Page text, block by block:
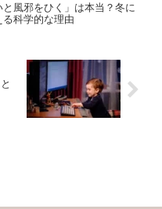
風邪をひく」は本当？冬に
科学的な理由